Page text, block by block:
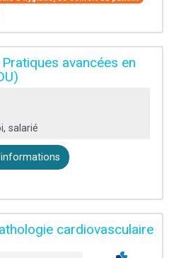
avancées en
salarié
cardiovasculaire